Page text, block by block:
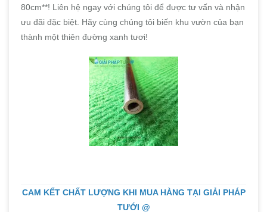
80cm**! Liên hệ ngay với chúng tôi để được tư vấn và nhận
ưu đãi đặc biệt. Hãy cùng chúng tôi biến khu vườn của bạn
thành một thiên đường xanh tươi!
CAM KẾT CHẤT LƯỢNG KHI MUA HÀNG TẠI GIẢI PHÁP
TƯỚI @